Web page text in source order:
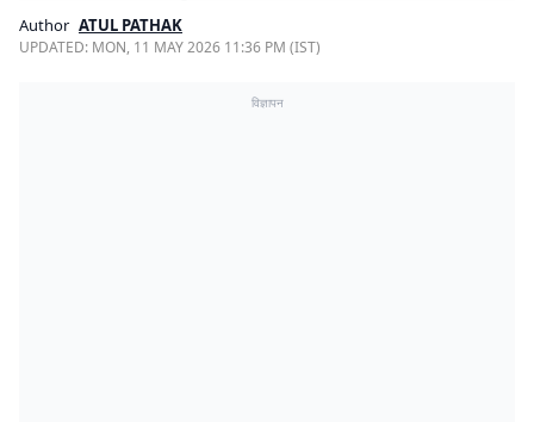
Author ATUL PATHAK
UPDATED: MON, 11 MAY 2026 11:36 PM (IST)
विज्ञापन